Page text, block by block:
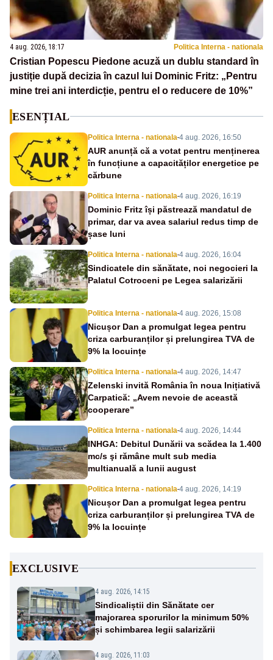
4 aug. 2026, 18:17 Politica Interna - nationala
Cristian Popescu Piedone acuză un dublu standard în
justiție după decizia în cazul lui Dominic Fritz: „Pentru
mine trei ani interdicție, pentru el o reducere de 10%”
ESENȚIAL
Politica Interna - nationala-4 aug. 2026, 16:50
AUR anunță că a votat pentru menținerea
în funcțiune a capacităților energetice pe
cărbune
Politica Interna - nationala-4 aug. 2026, 16:19
Dominic Fritz își păstrează mandatul de
primar, dar va avea salariul redus timp de
șase luni
Politica Interna - nationala-4 aug. 2026, 16:04
Sindicatele din sănătate, noi negocieri la
Palatul Cotroceni pe Legea salarizării
Politica Interna - nationala-4 aug. 2026, 15:08
Nicușor Dan a promulgat legea pentru
criza carburanților și prelungirea TVA de
9% la locuințe
Politica Interna - nationala-4 aug. 2026, 14:47
Zelenski invită România în noua Inițiativă
Carpatică: „Avem nevoie de această
cooperare”
Politica Interna - nationala-4 aug. 2026, 14:44
INHGA: Debitul Dunării va scădea la 1.400
mc/s şi rămâne mult sub media
multianuală a lunii august
Politica Interna - nationala-4 aug. 2026, 14:19
Nicușor Dan a promulgat legea pentru
criza carburanților și prelungirea TVA de
9% la locuințe
EXCLUSIVE
4 aug. 2026, 14:15
Sindicaliștii din Sănătate cer
majorarea sporurilor la minimum 50%
și schimbarea legii salarizării
4 aug. 2026, 11:03